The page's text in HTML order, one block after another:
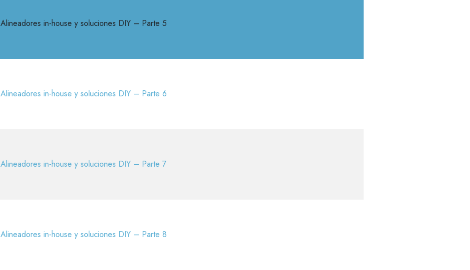
Alineadores in-house y soluciones DIY – Parte 5
Alineadores in-house y soluciones DIY – Parte 6
Alineadores in-house y soluciones DIY – Parte 7
Alineadores in-house y soluciones DIY – Parte 8